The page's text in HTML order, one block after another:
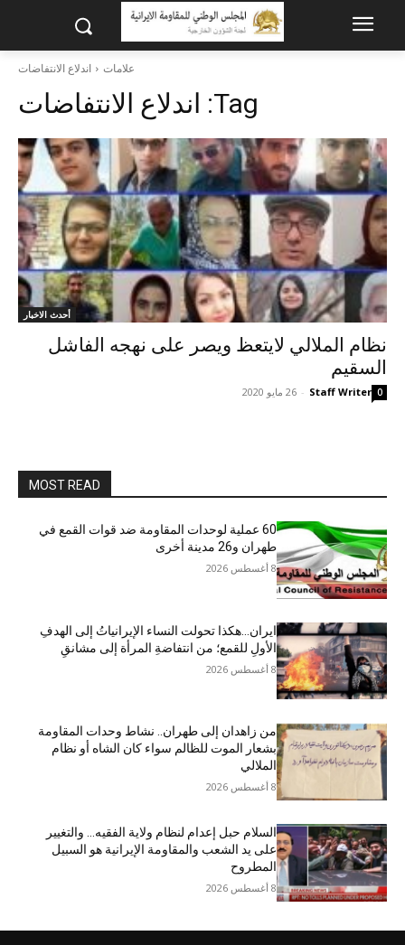
علامات اندلاع الانتفاضات
Tag: اندلاع الانتفاضات
أحدث الاخبار
نظام الملالي لايتعظ ويصر على نهجه الفاشل
السقيم
Staff Writer
- 26 مايو 2020 0
MOST READ
60 عملية لوحدات المقاومة ضد قوات القمع في
طهران و26 مدينة أخرى
8 أغسطس 2026
ایران…هکذا تحولت النساء الإيرانياتُ إلى الهدفِ
الأولِ للقمع؛ من انتفاضةِ المرأة إلى مشانقِ
8 أغسطس 2026
من زاهدان إلى طهران.. نشاط وحدات المقاومة
بشعار الموت للظالم سواء كان الشاه أو نظام
الملالي
8 أغسطس 2026
السلام حبل إعدام لنظام ولاية الفقيه… والتغيير
على يد الشعب والمقاومة الإيرانية هو السبيل
المطروح
8 أغسطس 2026